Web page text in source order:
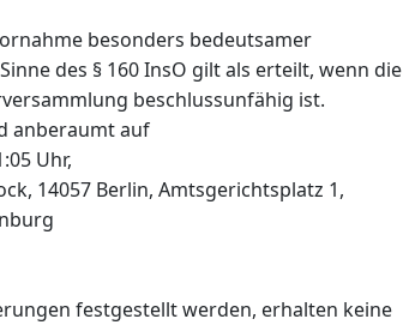
besonders bedeutsamer
des § 160 InsO gilt als erteilt, wenn die
beschlussunfähig ist.
anberaumt auf
Uhr,
14057 Berlin, Amtsgerichtsplatz 1,
festgestellt werden, erhalten keine